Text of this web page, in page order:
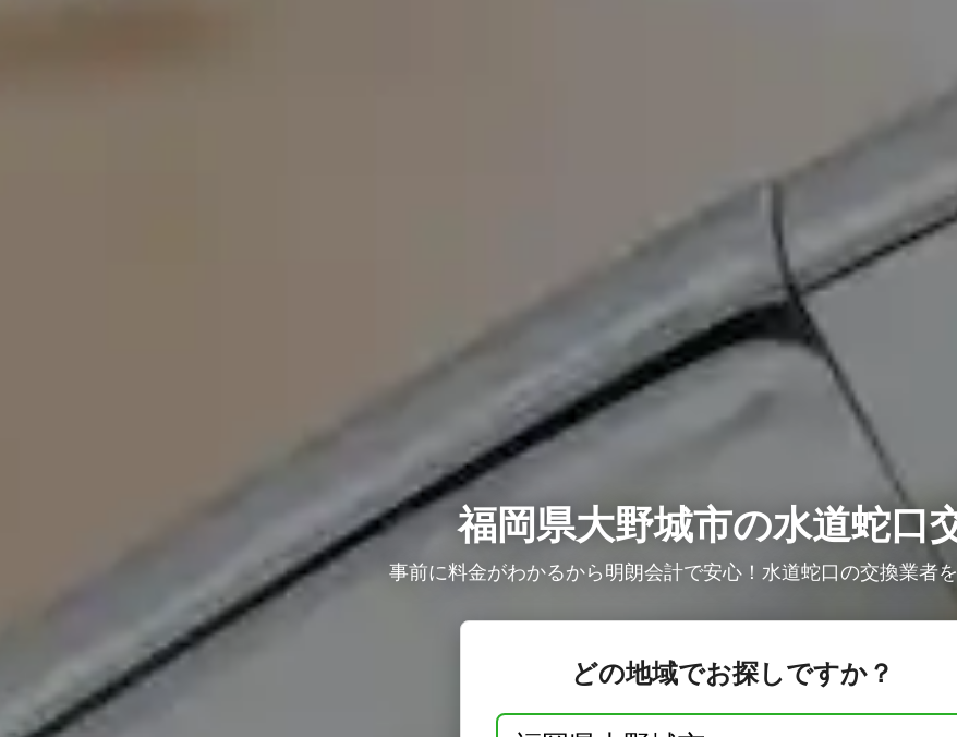
福岡県大野城市の水道蛇口
事前に料金がわかるから明朗会計で安心！水道蛇口の交換業者
どの地域でお探しですか？